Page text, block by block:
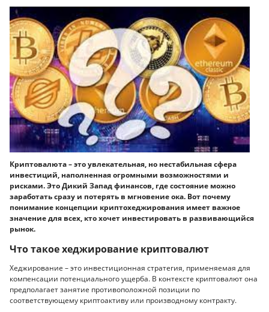
Криптовалюта – это увлекательная, но нестабильная сфера
инвестиций, наполненная огромными возможностями и
рисками. Это Дикий Запад финансов, где состояние можно
заработать сразу и потерять в мгновение ока. Вот почему
понимание концепции криптохеджирования имеет важное
значение для всех, кто хочет инвестировать в развивающийся
рынок.
Что такое хеджирование криптовалют
Хеджирование – это инвестиционная стратегия, применяемая для
компенсации потенциального ущерба. В контексте криптовалют она
предполагает занятие противоположной позиции по
соответствующему криптоактиву или производному контракту.